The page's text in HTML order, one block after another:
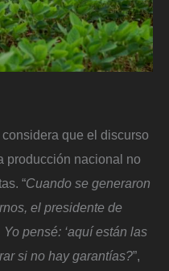
que el discurso
producción nacional no
“Cuando se generaron
el presidente de
pensé: ‘aquí están las
si no hay garantías?”,